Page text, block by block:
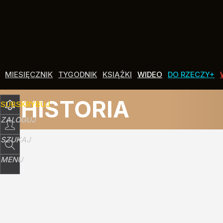
MIESIĘCZNIK TYGODNIK KSIĄŻKI WIDEO DO RZECZY+
SUBSKRYBUJ
ZALOGUJ
SZUKAJ
MENU
HISTORIA